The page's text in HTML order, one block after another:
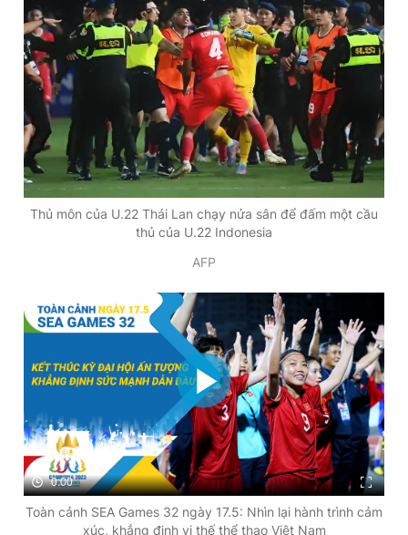
Thủ môn của U.22 Thái Lan chạy nửa sân để đấm một cầu
thủ của U.22 Indonesia
AFP
0:00
Toàn cảnh SEA Games 32 ngày 17.5: Nhìn lại hành trình cảm
xúc, khẳng định vị thế thể thao Việt Nam